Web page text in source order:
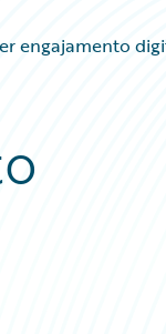
engajamento